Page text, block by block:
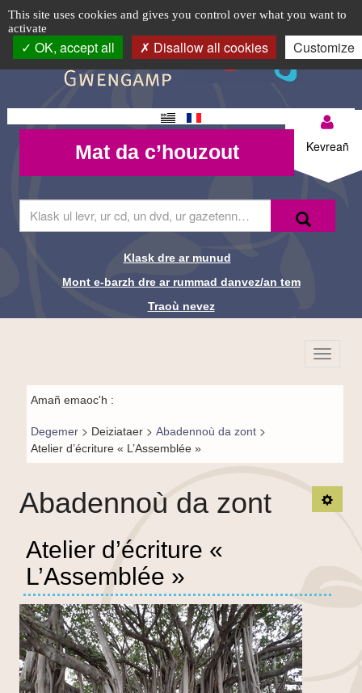
Cookie management panel
This site uses cookies and gives you control over what you want to
activate
OK, accept all Disallow all cookies Customize
TPL_C3RB_RGAA_EVITEMENT_MENU
TPL_C3RB_RGAA_EVITEMENT_CONTENT
TPL_C3RB_RGAA_EVITEMENT_LOGIN
Atelier
d’écriture
«
L’Assemblée
Logo
top-
BR
Changement
de langue
Mon
compte-
Kevreañ
Mat da
c’houzout
Mat da c’houzout
Recherche-
Br
al
Liens de
Klask dre ar munud
Mont e-barzh dre ar rummad danvez/an tem
Traoù nevez
BR-fr
Fil de
navigation-
BR
Amañ emaoc'h :
Degemer > Deiziataer > Abadennoù da zont >
Atelier d’écriture « L’Assemblée »
Abadennoù da zont
Atelier d’écriture «
L’Assemblée »